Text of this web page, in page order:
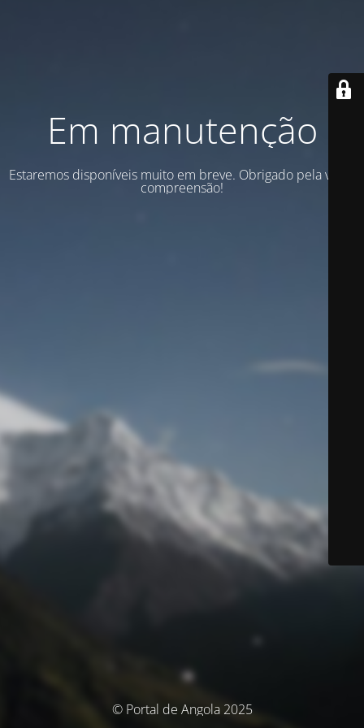
Em manutenção
Estaremos disponíveis muito em breve. Obrigado pela vossa
compreensão!
© Portal de Angola 2025